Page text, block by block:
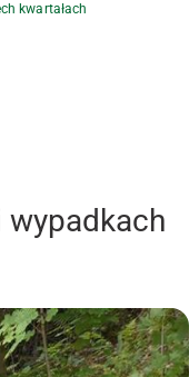
kwartałach